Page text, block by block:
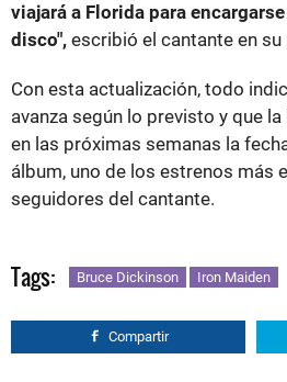
viajará a Florida para
disco", escribió el cantante en
Con esta actualización, todo
avanza según lo previsto y que
en las próximas semanas la
álbum, uno de los estrenos más
seguidores del cantante.
Tags: Bruce Dickinson Iron Maiden
Compartir